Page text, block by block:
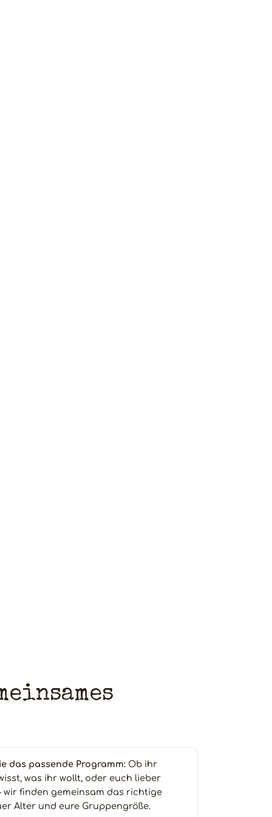
das passende Programm:Ob ihr
was ihr wollt, oder euch lieber
wir finden gemeinsam das richtige
Alter und eure Gruppengröße.